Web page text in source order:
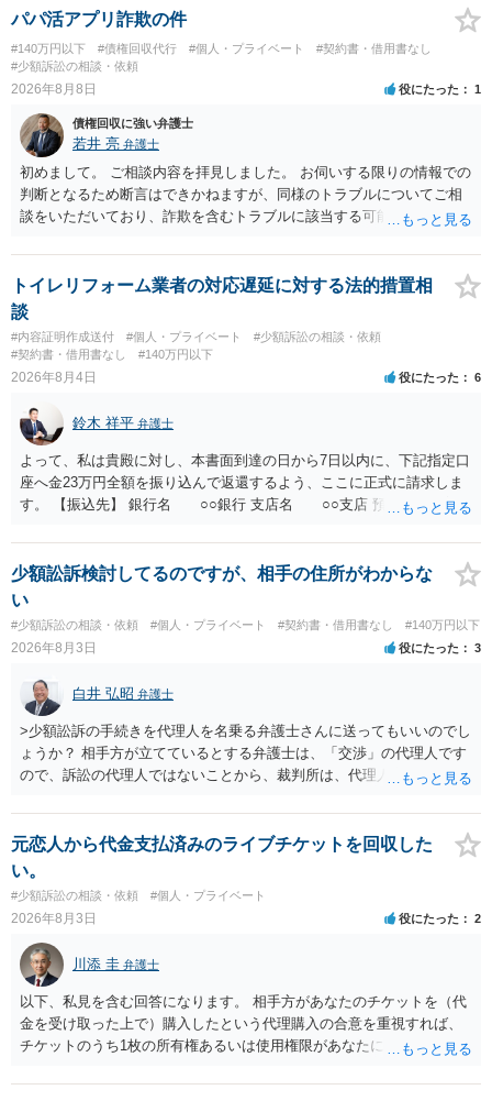
パパ活アプリ詐欺の件
#140万円以下 #債権回収代行 #個人・プライベート
#契約書・借用書なし
#少額訴訟の相談・依頼
2026年8月8日 役にたった 1
債権回収に強い弁護士
若井 亮 弁護士
初めまして。 ご相談内容を拝見しました。 お伺いする限りの情報での
判断となるため断言はできかねますが、同様のトラブルについてご相
談をいただいており、詐欺を含むトラブルに該当する可能性があるで
ります。 お金を渡した方法が現金手渡しではなく、指定口座への振込
であるならば、相手方の身元を特定できる可能性もあるでしょう。 い
ずれにせよ、まずは速やかに最寄りの警察署に被害相談に行くことを
お勧めします。
トイレリフォーム業者の対応遅延に対する法的措置相
談
#内容証明作成送付 #個人・プライベート
#少額訴訟の相談・依頼
#契約書・借用書なし
#140万円以下
2026年8月4日 役にたった 6
鈴木 祥平 弁護士
よって、私は貴殿に対し、本書面到達の日から7日以内に、下記指定口
座へ金23万円全額を振り込んで返還するよう、ここに正式に請求しま
す。 【振込先】 銀行名 ○○銀行 支店名 ○○支店 預金種別 普通
されない場合には、貴殿には任意に返金する意思がないものと判断
し、やむを得ず、返還金23万円及びこれに対する遅延損害金の支払い
を求める民事訴訟、支払督促その他必要な法的手続を直ちに講じま
いても併せて請求する予定ですので、あらかじめ申し添えます。 本件
は、貴殿自らが契約を解約したことによって生じた返還義務の履行を
求めるものにすぎません。貴殿の仕入先との取引関係や返金時期など
の内部事情は、私に対する返還義務の発生や履行時期には何ら影響を
及ぼすものではありません。 これ以上、本件の解決を不必要に遅延さ
せることなく、誠意をもって速やかに返金手続を履行されるよう、強
く求めます。 以上
少額訟訴検討してるのですが、相手の住所がわからな
い
#少額訴訟の相談・依頼 #個人・プライベート #契約書・借用書なし #140万円以下
2026年8月3日 役にたった 3
白井 弘昭 弁護士
>少額訟訴の手続きを代理人を名乗る弁護士さんに送ってもいいのでし
ょうか？ 相手方が立てているとする弁護士は、「交渉」の代理人です
ので、訴訟の代理人ではないことから、裁判所は、代理人宛ての訴状
ている場合は、相手方（被告）の住所で訴状を作成提出し、裁判所に
代理人が就いていたことを知らせると（訴状の記載内容から明らかな
場合も）、裁判所が当該代理人弁護士に事前連絡し、引き続き訴訟も
受任するかを聞いたうえで、受任の意志が明らかになったところで、
直接被告に送達するのではなく、代理人に訴状の受領を促すこともあ
ります。 ラインのやり取りでしか証拠がないと、実際の本人性が明ら
かではありません。もちろん弁護士（２０万円の請求で代理人弁護士
に委任するかも疑わしいのですが）も住所は明らかにしないでしょ
う。 何か本人を示す事実（振込先などの情報）から、相手の住所等の
情報を割り出していくしかないように思えます。 以上、ご参考まで。
元恋人から代金支払済みのライブチケットを回収した
い。
#少額訴訟の相談・依頼 #個人・プライベート
2026年8月3日 役にたった 2
川添 圭 弁護士
以下、私見を含む回答になります。 相手方があなたのチケットを（代
金を受け取った上で）購入したという代理購入の合意を重視すれば、
チケットのうち1枚の所有権あるいは使用権限があなたにあり、チケッ
す。 一方、このチケット購入には「相手方と一緒に行く」という合意